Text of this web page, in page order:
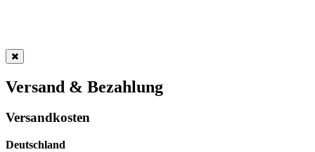
Versand & Bezahlung
Versandkosten
Deutschland